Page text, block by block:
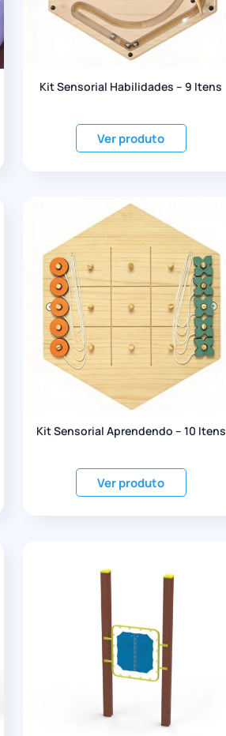
Kit Sensorial Habilidades – 9 Itens
Ver produto
Kit Sensorial Aprendendo – 10 Itens
Ver produto